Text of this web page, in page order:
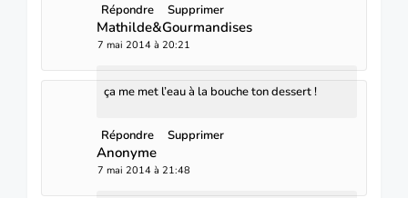
Répondre Supprimer
Mathilde&Gourmandises
7 mai 2014 à 20:21
ça me met l’eau à la bouche ton dessert !
Répondre Supprimer
Anonyme
7 mai 2014 à 21:48